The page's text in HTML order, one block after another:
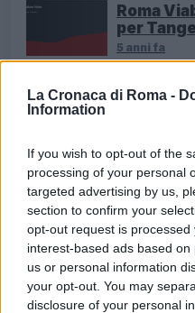
La Cronaca di Roma -
Information
If you wish to opt-out of the
processing of your personal
targeted advertising by us,
section to confirm your
opt-out request is
interest-based ads based
us or personal information
your opt-out. You may
disclosure of your personal
Roma
per
5 anni fa
Alle 15, allo stadio
l’incontro di rugby “
assisteranno oltre
è stata realizzata Roma
raggiungere l’evento a
trasporto pubblico. Per